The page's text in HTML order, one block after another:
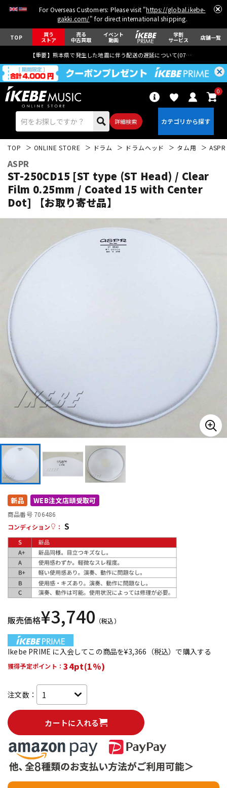
For Overseas Customers: Please visit "https://global.ikebe-
gakki.com/" for direct international shipping.
TOP 買う
ストア
売る
中古買取
イベント
動画
学割
サービス 店舗一覧
【重要】熊本県で発生した地震に伴う配送の遅延について(07月29日
詳細検索
0
エレキギター
ベース ウクレレ
アンプ
DTM
DTM オンライン納品
配信/ライブ機器
TOP ONLINE STORE ドラム ドラムヘッド タム用 ASPR
ASPR
ST-250CD15 [ST type (ST Head) / Clear
Film 0.25mm / Coated 15 with Center
Dot] 【お取り寄せ品】
新品 WEB注文店頭受取可
商品番号 706486
コンディション
： S
販売価格¥3,740 （税込）
Ikebe PRIME に入会してこの商品を¥3,366（税込）で購入する
獲得予定ポイント：34pt(1%)
注文数：
カートに入れる